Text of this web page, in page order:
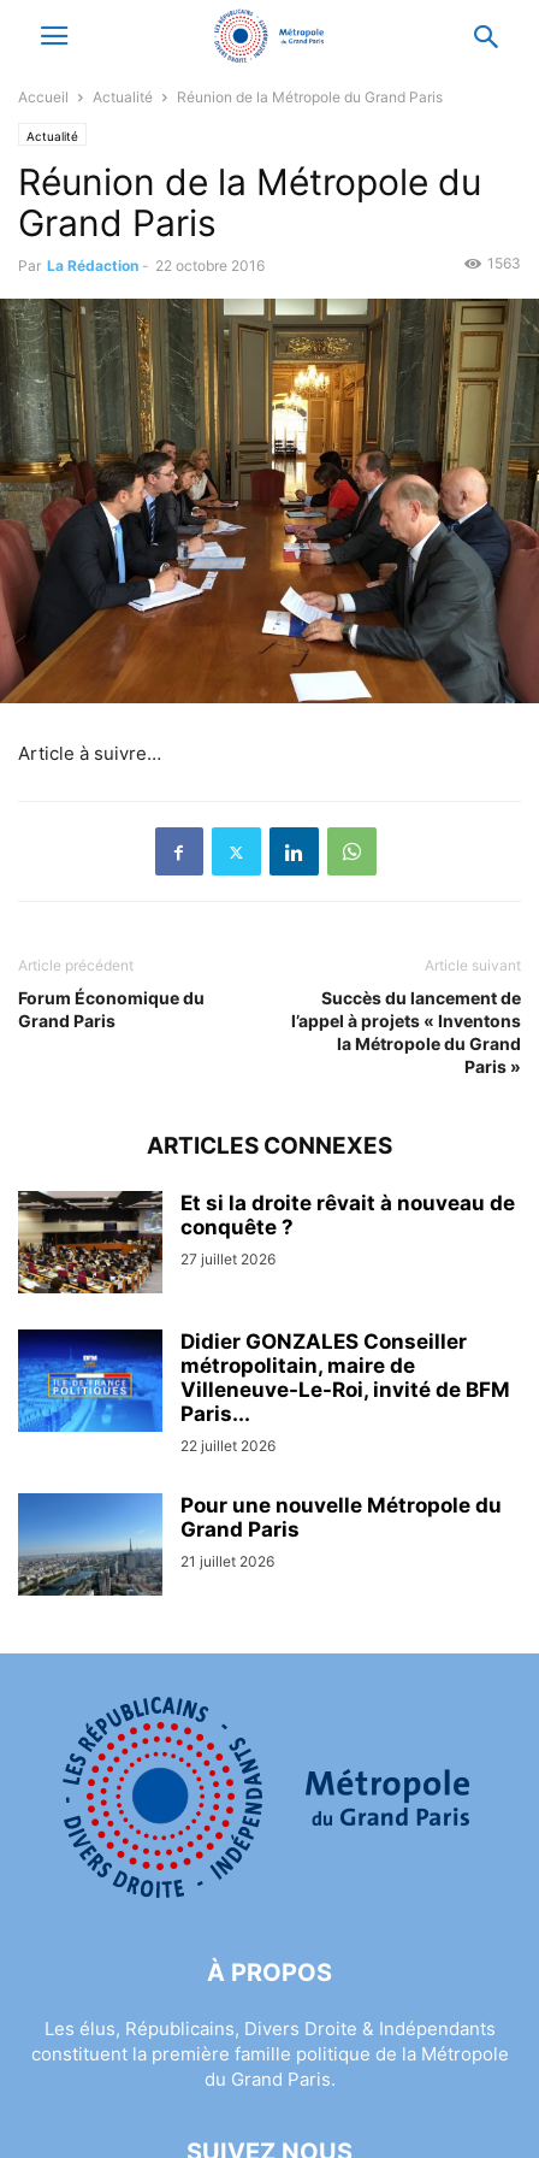
Accueil Actualité Réunion de la Métropole du Grand Paris
Actualité
Réunion de la Métropole du
Grand Paris
Par La Rédaction - 22 octobre 2016 1563
Article à suivre…
Article précédent
Forum Économique du
Grand Paris
Article suivant
Succès du lancement de
l’appel à projets « Inventons
la Métropole du Grand
Paris »
ARTICLES CONNEXES
Et si la droite rêvait à nouveau de
conquête ?
27 juillet 2026
Didier GONZALES Conseiller
métropolitain, maire de
Villeneuve-Le-Roi, invité de BFM
Paris...
22 juillet 2026
Pour une nouvelle Métropole du
Grand Paris
21 juillet 2026
À PROPOS
Les élus, Républicains, Divers Droite & Indépendants
constituent la première famille politique de la Métropole
du Grand Paris.